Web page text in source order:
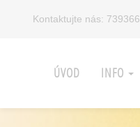
Kontaktujte nás:
ÚVOD INFO